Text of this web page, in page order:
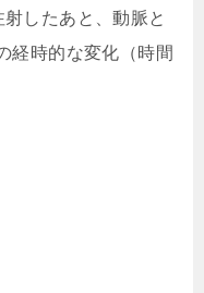
したあと、動脈と
経時的な変化（時間